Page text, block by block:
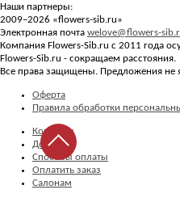
Наши партнеры:
2009–2026 «flowers-sib.ru»
Электронная почта welove@flowers-
Компания Flowers-Sib.ru с 2011 года
Flowers-Sib.ru - сокращаем расстояния.
Все права защищены. Предложения не
Оферта
Правила обработки
Контакты
Доставка
Способы оплаты
Оплатить заказ
Салонам